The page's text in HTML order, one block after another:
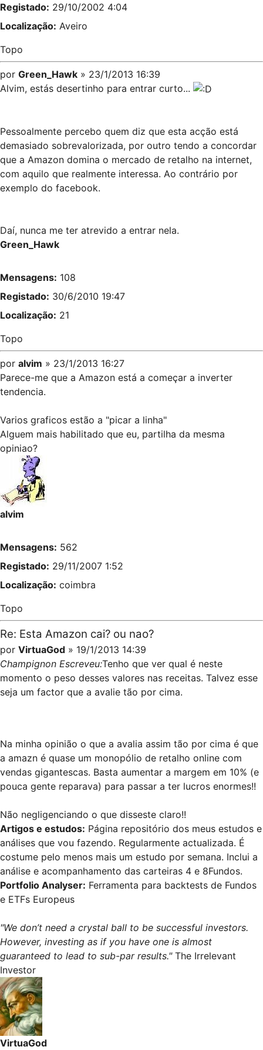
Registado: 29/10/2002 4:04
Localização: Aveiro
Topo
por Green_Hawk » 23/1/2013 16:39
Alvim, estás desertinho para entrar curto...
Pessoalmente percebo quem diz que esta acção está
demasiado sobrevalorizada, por outro tendo a concordar
que a Amazon domina o mercado de retalho na internet,
com aquilo que realmente interessa. Ao contrário por
exemplo do facebook.
Daí, nunca me ter atrevido a entrar nela.
Green_Hawk
Mensagens: 108
Registado: 30/6/2010 19:47
Localização: 21
Topo
por alvim » 23/1/2013 16:27
Parece-me que a Amazon está a começar a inverter
tendencia.
Varios graficos estão a "picar a linha"
Alguem mais habilitado que eu, partilha da mesma
opiniao?
alvim
Mensagens: 562
Registado: 29/11/2007 1:52
Localização: coimbra
Topo
Re: Esta Amazon cai? ou nao?
por VirtuaGod » 19/1/2013 14:39
Champignon Escreveu:Tenho que ver qual é neste
momento o peso desses valores nas receitas. Talvez esse
seja um factor que a avalie tão por cima.
Na minha opinião o que a avalia assim tão por cima é que
a amazn é quase um monopólio de retalho online com
vendas gigantescas. Basta aumentar a margem em 10% (e
pouca gente reparava) para passar a ter lucros enormes!!
Não negligenciando o que disseste claro!!
Artigos e estudos: Página repositório dos meus estudos e
análises que vou fazendo. Regularmente actualizada. É
costume pelo menos mais um estudo por semana. Inclui a
análise e acompanhamento das carteiras 4 e 8Fundos.
Portfolio Analyser: Ferramenta para backtests de Fundos
e ETFs Europeus
"We don’t need a crystal ball to be successful investors.
However, investing as if you have one is almost
guaranteed to lead to sub-par results."The Irrelevant
Investor
VirtuaGod